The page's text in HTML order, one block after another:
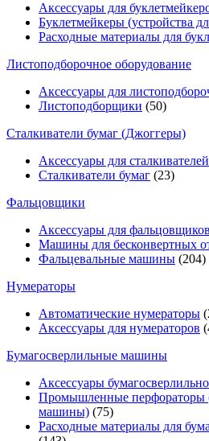
Аксессуары для
Буклетмейкеры (устройства
Расходные материалы для
Листоподборочное оборудование
Аксессуары для
Листоподборщики (50)
Сталкиватели бумаг (Джоггеры)
Аксессуары для
Сталкиватели бумаг (23)
Фальцовщики
Аксессуары для фальцовщиков
Машины для бесконвертных
Фальцевальные машины (204)
Нумераторы
Автоматические нумераторы
Аксессуары для нумераторов
Бумагосверлильные машины
Аксессуары
Промышленные перфораторы
машины) (75)
Расходные материалы для